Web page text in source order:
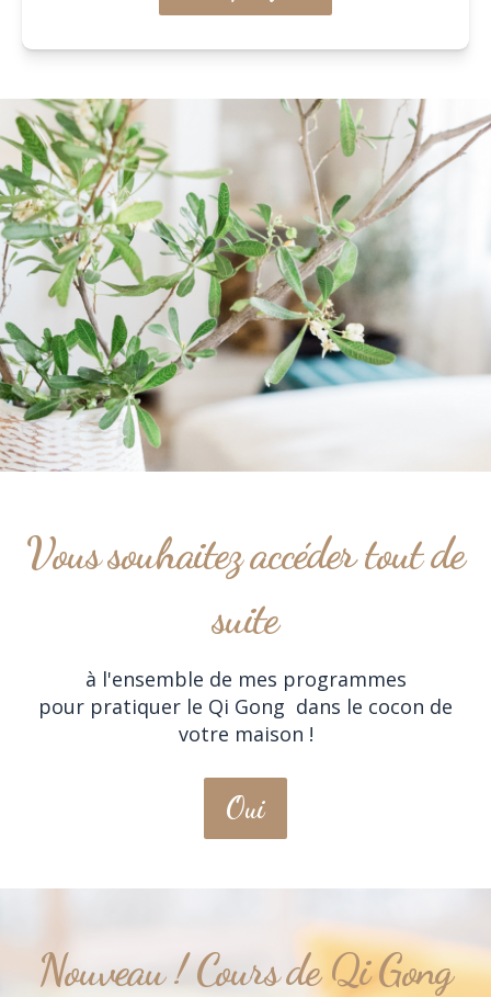
Vous souhaitez accéder tout de
suite
à l'ensemble de mes programmes
pour pratiquer le Qi Gong dans le cocon de
votre maison !
Oui
Nouveau ! Cours de Qi Gong